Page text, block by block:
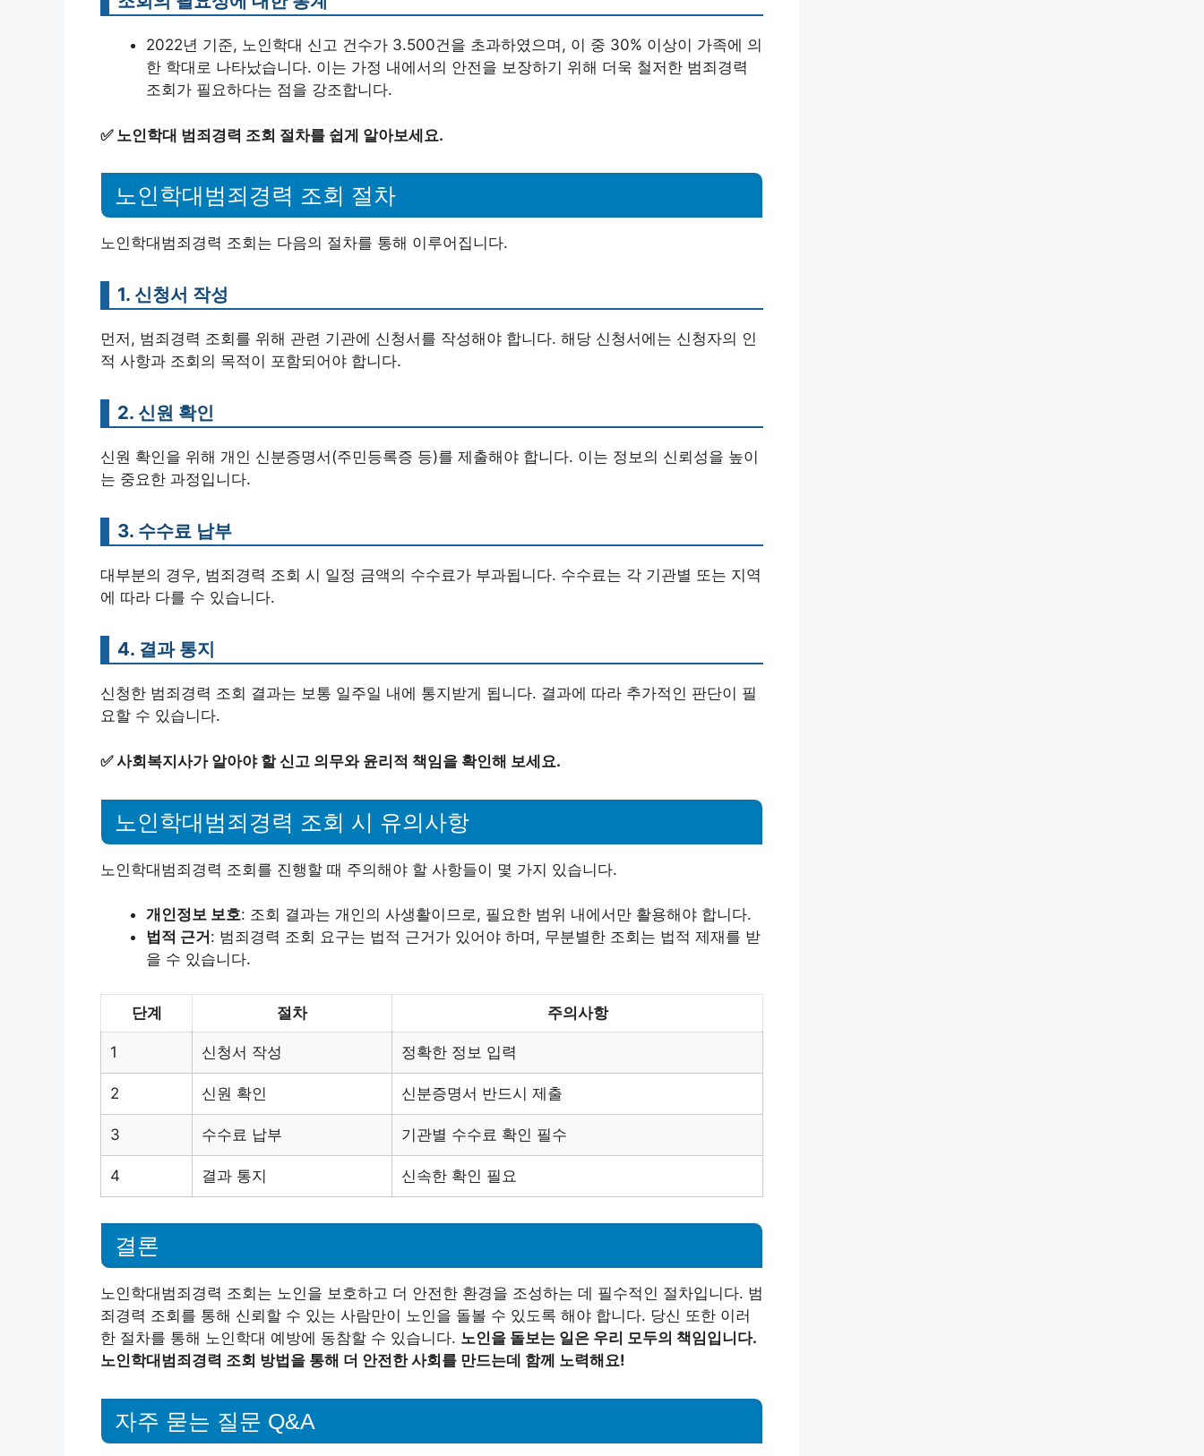
2022년 기준, 노인학대 신고 건수가 3.500건을 초과하였으며, 이 중 30% 이상이 가족에 의
한 학대로 나타났습니다. 이는 가정 내에서의 안전을 보장하기 위해 더욱 철저한 범죄경력
조회가 필요하다는 점을 강조합니다.
✅ 노인학대 범죄경력 조회 절차를 쉽게 알아보세요.
노인학대범죄경력 조회 절차
노인학대범죄경력 조회는 다음의 절차를 통해 이루어집니다.
1. 신청서 작성
먼저, 범죄경력 조회를 위해 관련 기관에 신청서를 작성해야 합니다. 해당 신청서에는 신청자의 인
적 사항과 조회의 목적이 포함되어야 합니다.
2. 신원 확인
신원 확인을 위해 개인 신분증명서(주민등록증 등)를 제출해야 합니다. 이는 정보의 신뢰성을 높이
는 중요한 과정입니다.
3. 수수료 납부
대부분의 경우, 범죄경력 조회 시 일정 금액의 수수료가 부과됩니다. 수수료는 각 기관별 또는 지역
에 따라 다를 수 있습니다.
4. 결과 통지
신청한 범죄경력 조회 결과는 보통 일주일 내에 통지받게 됩니다. 결과에 따라 추가적인 판단이 필
요할 수 있습니다.
✅사회복지사가 알아야 할 신고 의무와 윤리적 책임을 확인해 보세요.
노인학대범죄경력 조회 시 유의사항
노인학대범죄경력 조회를 진행할 때 주의해야 할 사항들이 몇 가지 있습니다.
개인정보 보호: 조회 결과는 개인의 사생활이므로, 필요한 범위 내에서만 활용해야 합니다.
법적 근거 : 범죄경력 조회 요구는 법적 근거가 있어야 하며, 무분별한 조회는 법적 제재를 받
을 수 있습니다.
단계 절차 주의사항
1 신청서 작성 정확한 정보 입력
2 신원 확인 신분증명서 반드시 제출
3 수수료 납부 기관별 수수료 확인 필수
4 결과 통지 신속한 확인 필요
결론
노인학대범죄경력 조회는 노인을 보호하고 더 안전한 환경을 조성하는 데 필수적인 절차입니다. 범
죄경력 조회를 통해 신뢰할 수 있는 사람만이 노인을 돌볼 수 있도록 해야 합니다. 당신 또한 이러
한 절차를 통해 노인학대 예방에 동참할 수 있습니다. 노인을 돌보는 일은 우리 모두의 책임입니다.
노인학대범죄경력 조회 방법을 통해 더 안전한 사회를 만드는데 함께 노력해요!
자주 묻는 질문 Q&A